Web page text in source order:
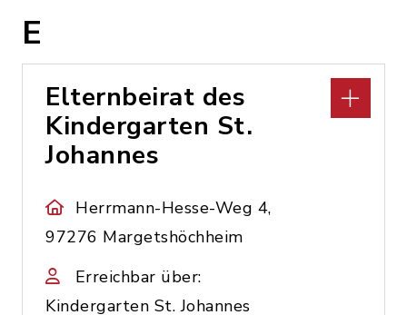
E
Elternbeirat des
Kindergarten St.
Johannes
Herrmann-Hesse-Weg 4,
97276 Margetshöchheim
Erreichbar über:
Kindergarten St. Johannes